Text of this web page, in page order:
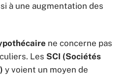
à une augmentation des
ne concerne pas
Les SCI (Sociétés
y voient un moyen de